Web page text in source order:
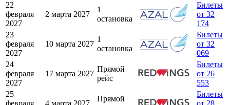
22
февраля
2027
2 марта 2027
1
остановка
Билеты
от 32
174
23
февраля
2027
10 марта 2027
1
остановка
Билеты
от 32
069
24
февраля
2027
17 марта 2027
Прямой
рейс
Билеты
от 26
553
25
Прямой
Билеты